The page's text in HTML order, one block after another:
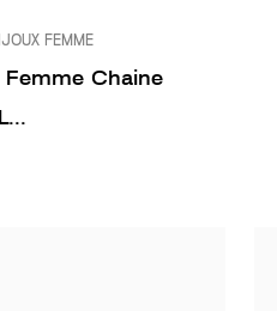
FEMME
Femme Chaine